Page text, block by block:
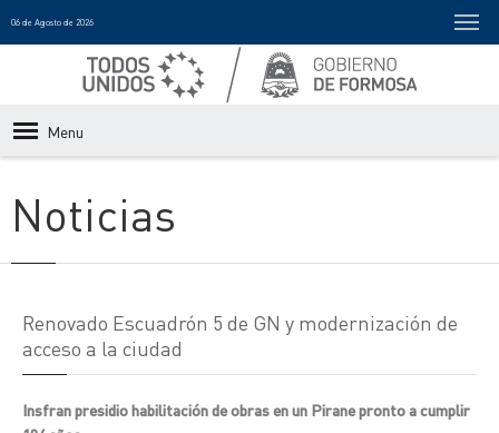
06 de Agosto de 2026
Menu
Noticias
Renovado Escuadrón 5 de GN y modernización de
acceso a la ciudad
Insfran presidio habilitación de obras en un Pirane pronto a cumplir